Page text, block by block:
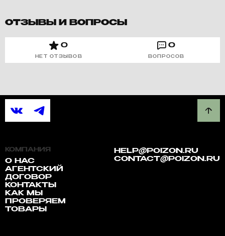
ОТЗЫВЫ И ВОПРОСЫ
0
НЕТ ОТЗЫВОВ
0
ВОПРОСОВ
КОМПАНИЯ
О НАС
АГЕНТСКИЙ
ДОГОВОР
КОНТАКТЫ
КАК МЫ
ПРОВЕРЯЕМ
ТОВАРЫ
HELP@POIZON.RU
CONTACT@POIZON.RU